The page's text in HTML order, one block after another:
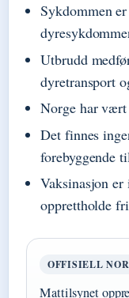
Sykdommen
Utbrudd
dyretransport
Norge har
Det finnes
forebyggende
Vaksinasjon
opprettholde
OFFISIELL
Mattilsynet